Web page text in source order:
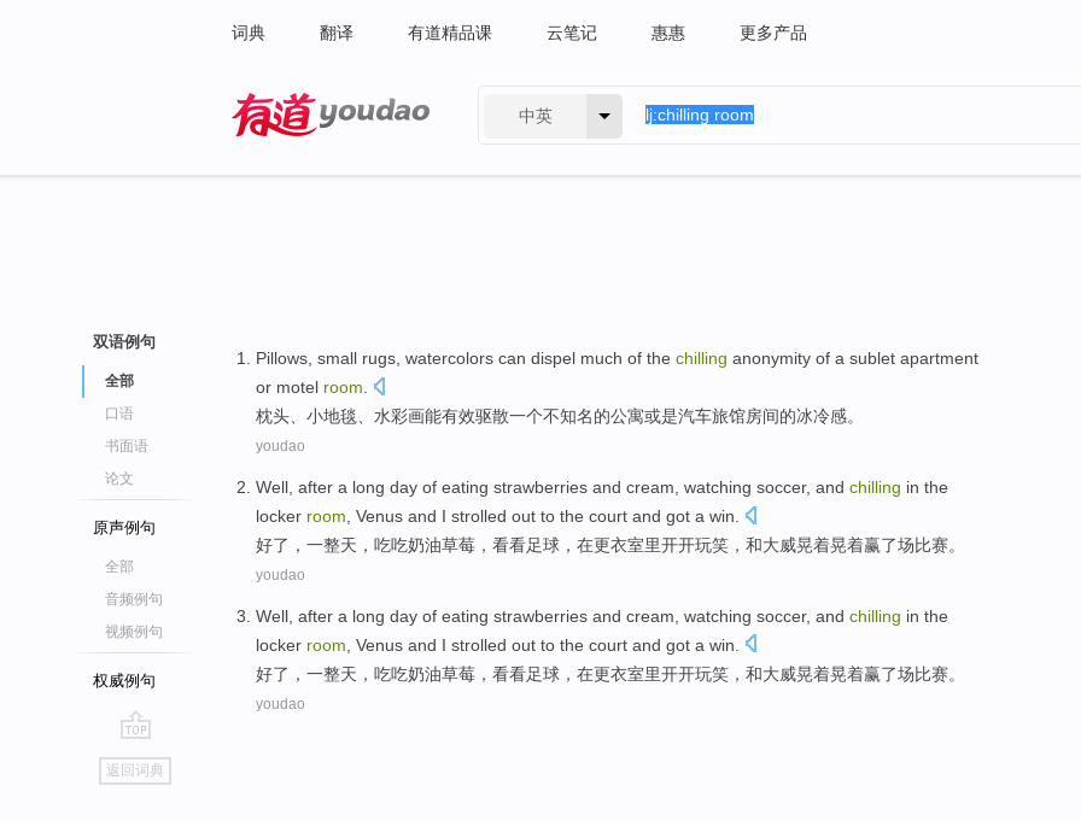
词典 翻译 有道精品课 云笔记 惠惠 更多产品
中英
双语例句
全部
口语
书面语
论文
原声例句
全部
音频例句
视频例句
权威例句
go
top
返回词典
Pillows small rugs watercolors can dispel much of the chilling anonymity of a sublet apartment
or motel room
枕头
小地毯 水彩画能有效驱散一个不知名的公寓或是汽车旅馆房间的冰冷感。
youdao
Well after a long day of eating strawberries and cream watching soccer, and chilling in the
locker room Venus and I strolled out to the court and got a win.
好了 ， 一整天 ，吃吃奶油草莓 ， 看看足球 ， 在更衣室里开开玩笑 ， 和大威晃着晃着赢了场比赛。
youdao
Well after a long day of eating strawberries and cream watching soccer, and chilling in the
locker room Venus and I strolled out to the court and got a win.
好了 ， 一整天 ，吃吃奶油草莓 ， 看看足球 ， 在更衣室里开开玩笑 ， 和大威晃着晃着赢了场比赛。
youdao